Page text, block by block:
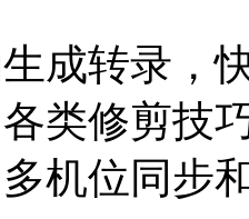
生成转录，
各类修剪技
多机位同步